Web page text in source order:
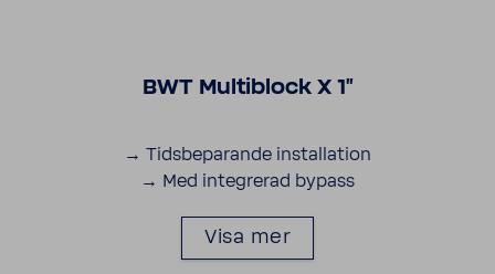
BWT Multib­lock X 1"
→ Tids­be­pa­rande instal­la­tion
→ Med inte­grerad bypass
Visa mer